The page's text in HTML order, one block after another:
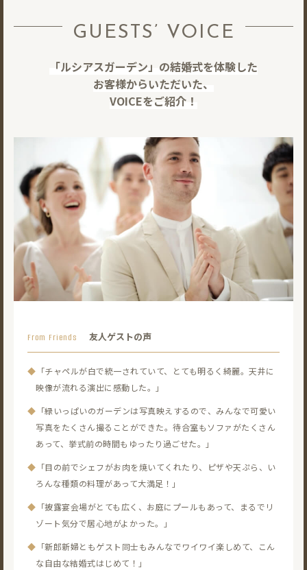
GUESTS’ VOICE
「ルシアスガーデン」の結婚式を体験した
お客様からいただいた、
VOICEをご紹介！
From Friends 友人ゲストの声
◆ 「チャペルが白で統一されていて、とても明るく綺麗。天井に
映像が流れる演出に感動した。」
◆ 「緑いっぱいのガーデンは写真映えするので、みんなで可愛い
写真をたくさん撮ることができた。 待合室もソファがたくさん
あって、挙式前の時間もゆったり過ごせた。」
◆ 「目の前でシェフがお肉を焼いてくれたり、ピザや天ぷら、
い
ろんな種類の料理があって大満足！」
◆ 「披露宴会場がとても広く、お庭にプールもあって、まるでリ
ゾート気分で居心地がよかった。」
◆ 「新郎新婦ともゲスト同士もみんなでワイワイ楽しめて、こん
な自由な結婚式はじめて！」